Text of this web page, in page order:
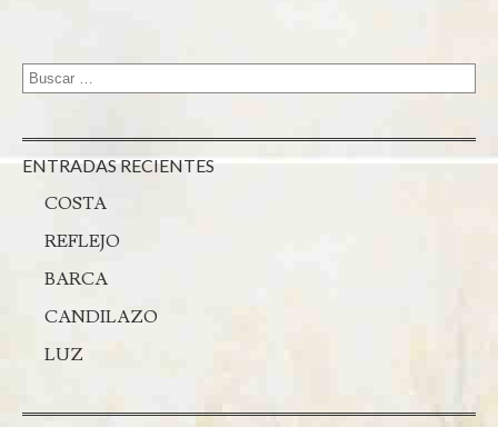
ENTRADAS RECIENTES
COSTA
REFLEJO
BARCA
CANDILAZO
LUZ